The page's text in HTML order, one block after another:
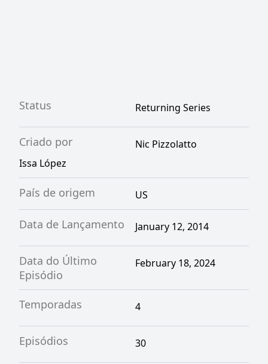
Status Returning Series
Criado por
Nic Pizzolatto
Issa López
País de origem US
Data de Lançamento January 12, 2014
Data do Último
Episódio
February 18, 2024
Temporadas 4
Episódios 30